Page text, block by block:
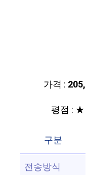
가격 :
평점 : ★
구분
전송방식